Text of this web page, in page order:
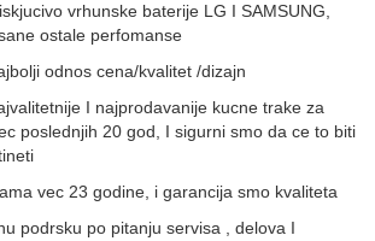
vrhunske baterije LG I SAMSUNG,
ostale perfomanse
odnos cena/kvalitet /dizajn
I najprodavanije kucne trake za
poslednjih 20 god, I sigurni smo da ce to biti
vec 23 godine, i garancija smo kvaliteta
podrsku po pitanju servisa , delova I